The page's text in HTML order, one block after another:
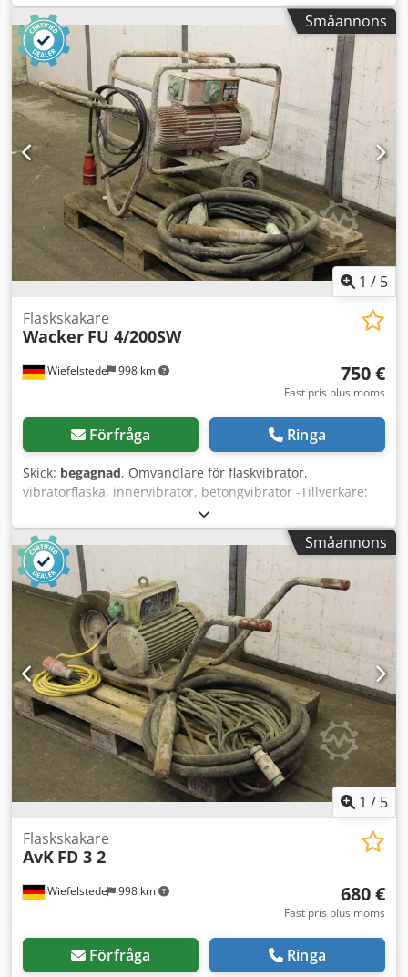
1500/350/H450 mm - Vikt: 17 kg
Småannons
1 / 5
Wiefelstede 998 km
Flaskskakare
Wacker FU 4/200SW
750 €
Fast pris plus moms
Förfråga Ringa
Skick: begagnad, Omvandlare för flaskvibrator,
vibratorflaska, innervibrator, betongvibrator -Tillverkare:
Wacker -Överlåtelse: i befintligt skick enligt besiktning -
Transportställ: hjulen är defekta, se foto -Motor: 2,8 kW -
Vibratorflaska: längd 360 mm -Slanglängd: 5 m -Mått:
1150/520/H690 mm Chsdpfx Asfngxgjmrsa -Vikt: 116 kg
Småannons
1 / 5
Wiefelstede 998 km
Flaskskakare
AvK FD 3 2
680 €
Fast pris plus moms
Förfråga Ringa